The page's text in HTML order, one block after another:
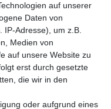
auf unserer
Daten von
Adresse), um z.B.
Medien von
auf unsere Website zu
erst durch gesetzte
die wir in den
oder aufgrund eines